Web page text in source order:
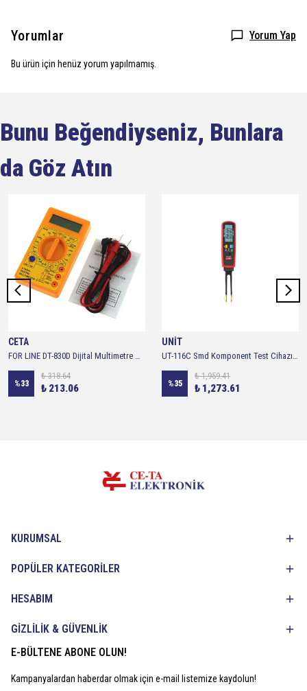
Yorumlar Yorum Yap
Bu ürün için henüz yorum yapılmamış.
Bunu Beğendiyseniz, Bunlara
da Göz Atın
CETA
FOR LINE DT-830D Dijital Multimetre Ölçü Aleti
%33
₺ 318.64
₺ 213.06
UNİT
UT-116C Smd Komponent Test Cihazı SMD Multimetre
%35
₺ 1,959.41
₺ 1,273.61
KURUMSAL
POPÜLER KATEGORİLER
HESABIM
GİZLİLİK & GÜVENLİK
E-BÜLTENE ABONE OLUN!
Kampanyalardan haberdar olmak için e-mail listemize kaydolun!